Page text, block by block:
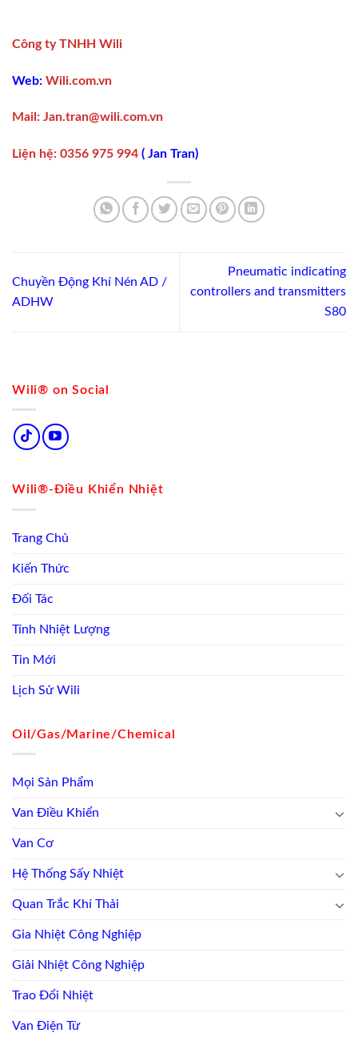
Wili® on Social
Wili®-Điều Khiển Nhiệt
Trang Chủ
Kiến Thức
Đối Tác
Tính Nhiệt Lượng
Tin Mới
Lịch Sử Wili
Oil/Gas/Marine/Chemical
Mọi Sản Phẩm
Van Điều Khiển
Van Cơ
Hệ Thống Sấy Nhiệt
Quan Trắc Khí Thải
Gia Nhiệt Công Nghiệp
Giải Nhiệt Công Nghiệp
Trao Đổi Nhiệt
Van Điện Từ
Công ty TNHH Wili
Web: Wili.com.vn
Mail: Jan.tran@wili.com.vn
Liện hệ: 0356 975 994 ( Jan Tran)
Chuyền Động Khí Nén AD /
ADHW
Pneumatic indicating
controllers and transmitters
S80